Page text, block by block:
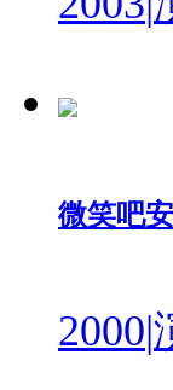
微笑吧
2000|